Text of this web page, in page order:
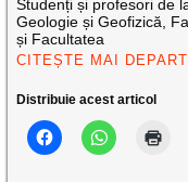
Studenți și profesori de
Geologie și Geofizică,
și Facultatea
CITEȘTE MAI
Distribuie acest articol